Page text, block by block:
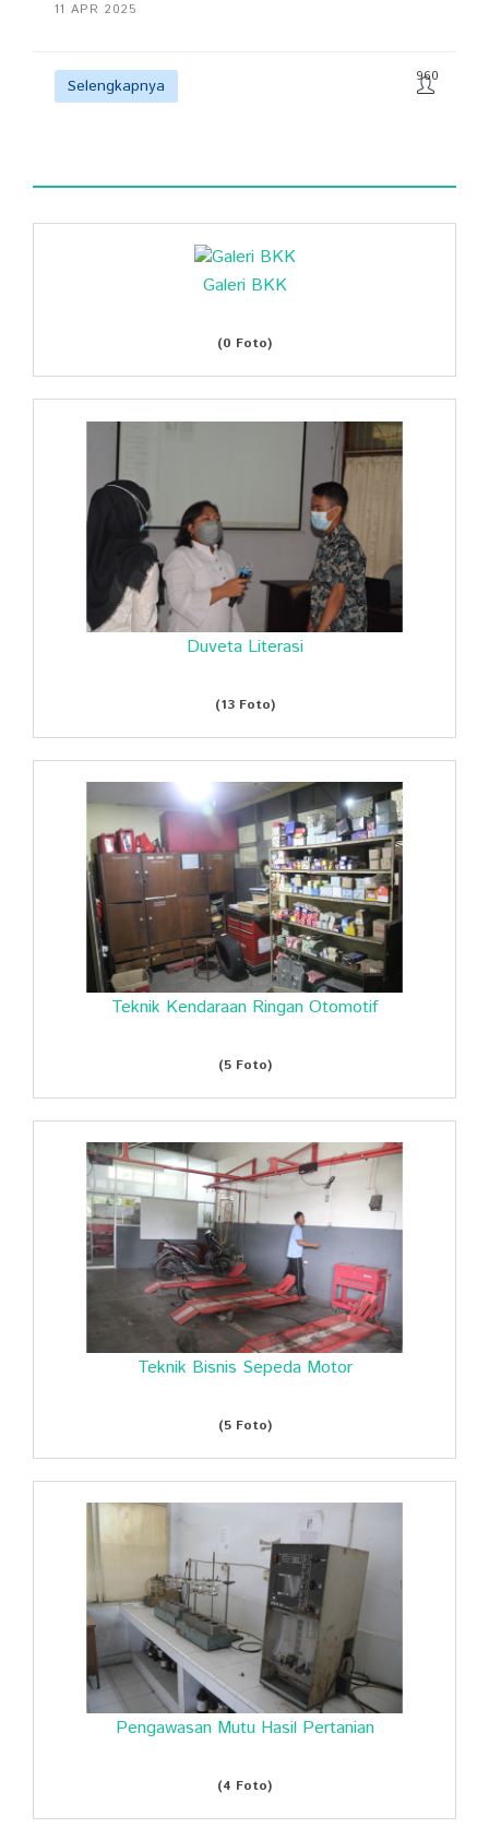
11 APR 2025
Selengkapnya 960
Galeri BKK
(0 Foto)
Duveta Literasi
(13 Foto)
Teknik Kendaraan Ringan Otomotif
(5 Foto)
Teknik Bisnis Sepeda Motor
(5 Foto)
Pengawasan Mutu Hasil Pertanian
(4 Foto)